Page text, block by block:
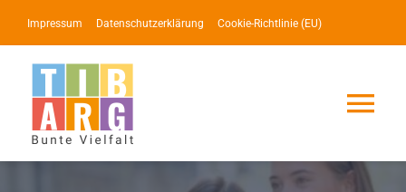
Inhalt
springen
Impressum Datenschutzerklärung Cookie-Richtlinie (EU)